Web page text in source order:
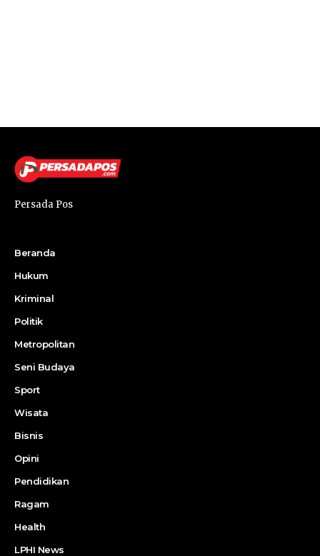
Persada Pos
Beranda
Hukum
Kriminal
Politik
Metropolitan
Seni Budaya
Sport
Wisata
Bisnis
Opini
Pendidikan
Ragam
Health
LPHI News